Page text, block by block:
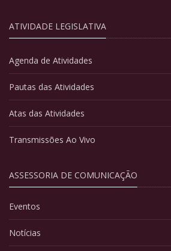
ATIVIDADE LEGISLATIVA
Agenda de Atividades
Pautas das Atividades
Atas das Atividades
Transmissões Ao Vivo
ASSESSORIA DE COMUNICAÇÃO
Eventos
Notícias